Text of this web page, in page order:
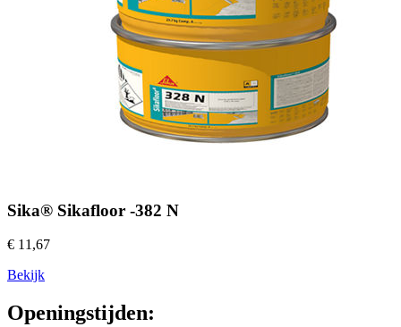
Sika® Sikafloor -382 N
€ 11,67
Bekijk
Openingstijden: